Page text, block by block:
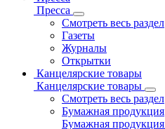
Пресса
Смотреть весь раздел
Газеты
Журналы
Открытки
Канцелярские товары
Канцелярские товары
Смотреть весь раздел
Бумажная продукция
Бумажная продукция